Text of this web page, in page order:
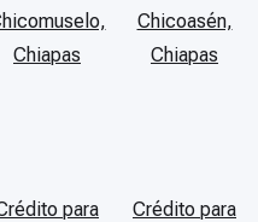
Chiapas
Chicoasén,
Chiapas
para
Crédito para